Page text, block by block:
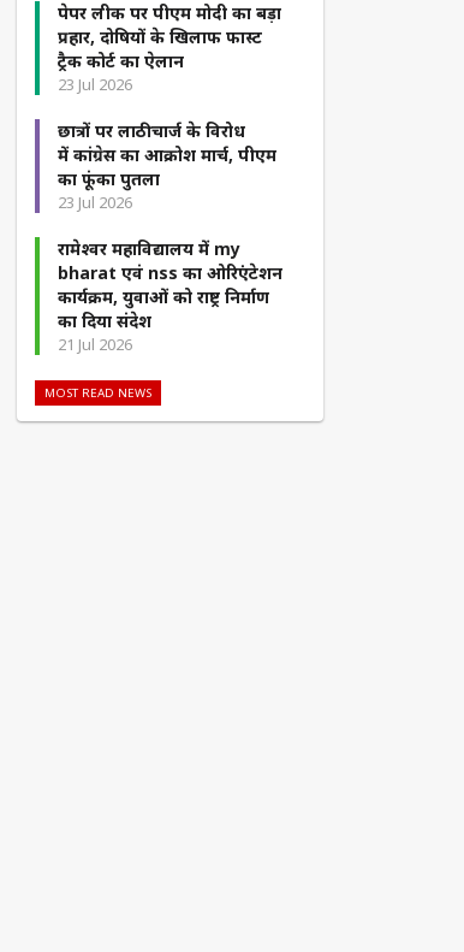
पेपर लीक पर पीएम मोदी का बड़ा
प्रहार, दोषियों के खिलाफ फास्ट
ट्रैक कोर्ट का ऐलान
23 Jul 2026
छात्रों पर लाठीचार्ज के विरोध
में कांग्रेस का आक्रोश मार्च, पीएम
का फूंका पुतला
23 Jul 2026
रामेश्वर महाविद्यालय में my
bharat एवं nss का ओरिएंटेशन
कार्यक्रम, युवाओं को राष्ट्र निर्माण
का दिया संदेश
21 Jul 2026
MOST READ NEWS